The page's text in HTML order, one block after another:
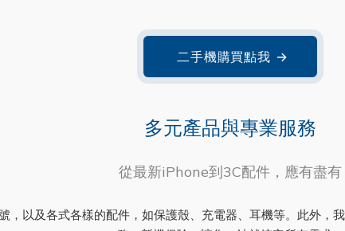
二手機購買點我 →
多元產品與專業服務
從最新iPhone到3C配件，應有盡有
，以及各式各樣的配件，如保護殼、充電器、耳機等。此外，